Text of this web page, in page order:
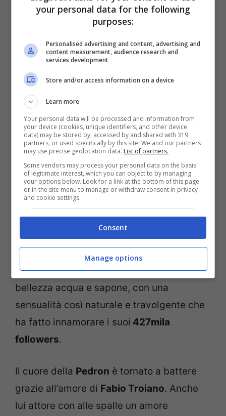
L’ultimo post dell’attrice italiana ha
scatenato una valanga dilikee commenti
che elogiavano la sua
fisico mozzafiato. Un pantalone nero
attillato e una camicetta aperta che lascia
lingerie
. Eleonora ha
conquistato i suoi fan grazie alla sua
bellezza acqua e sapone, con una
sensualità così naturale e travolgente che
ha fatto innamorare i suoi 427mila
followers.
Il cuore della Pedron è tornato a battere
grazie all’amore di Fabio Troiano. Anche
lui attore con alle spalle un amore
your personal data for the following
purposes:
Personalised advertising and content, advertising and
content measurement, audience research and
services development
Store and/or access information on a device
Learn more
Your personal data will be processed and information from
your device (cookies, unique identifiers, and other device
data) may be stored by, accessed by and shared with 319
partners, or used specifically by this site. We and our partners
may use precise geolocation data. List of partners.
Some vendors may process your personal data on the basis
of legitimate interest, which you can object to by managing
your options below. Look for a link at the bottom of this page
or in the site menu to manage or withdraw consent in privacy
and cookie settings.
Consent
Manage options